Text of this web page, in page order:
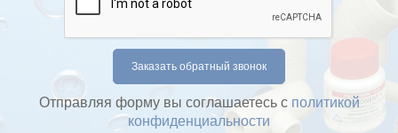
Отправляя форму вы соглашаетесь с политикой
конфиденциальности